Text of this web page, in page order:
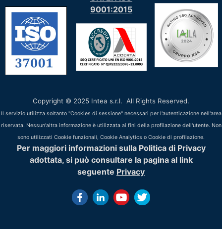
9001:2015
Copyright © 2025 Intea s.r.l. All Rights Reserved.
Il servizio utilizza soltanto "Cookies di sessione" necessari per l'autenticazione nell'area
riservata. Nessun'altra informazione è utilizzata ai fini della profilazione dell'utente. Non
sono utilizzati Cookie funzionali, Cookie Analytics o Cookie di profilazione.
Per maggiori informazioni sulla Politica di Privacy
adottata, si può consultare la pagina al link
seguente Privacy